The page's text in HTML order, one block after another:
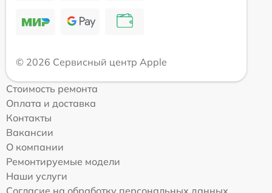
© 2026 Сервисный центр Apple
Стоимость ремонта
Оплата и доставка
Контакты
Вакансии
О компании
Ремонтируемые модели
Наши услуги